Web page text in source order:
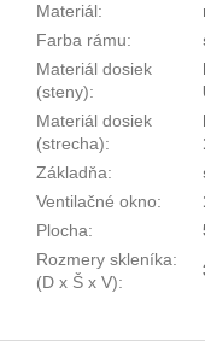
Materiál:
Farba rámu:
Materiál dosiek
(steny):
Materiál dosiek
(strecha):
Základňa:
Ventilačné okno:
Plocha:
Rozmery skleníka:
(D x Š x V):